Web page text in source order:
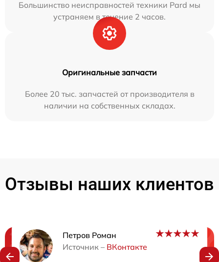
Большинство неисправностей техники Pard мы
устраняем в течение 2 часов.
Оригинальные запчасти
Более 20 тыс. запчастей от производителя в
наличии на собственных складах.
Отзывы наших клиентов
Петров Роман
Источник – ВКонтакте
Нужна консультация?